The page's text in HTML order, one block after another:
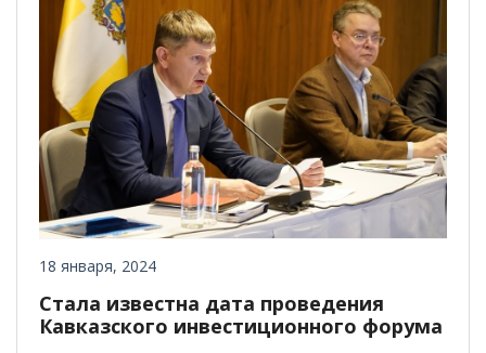
18 января, 2024
Стала известна дата проведения
Кавказского инвестиционного форума